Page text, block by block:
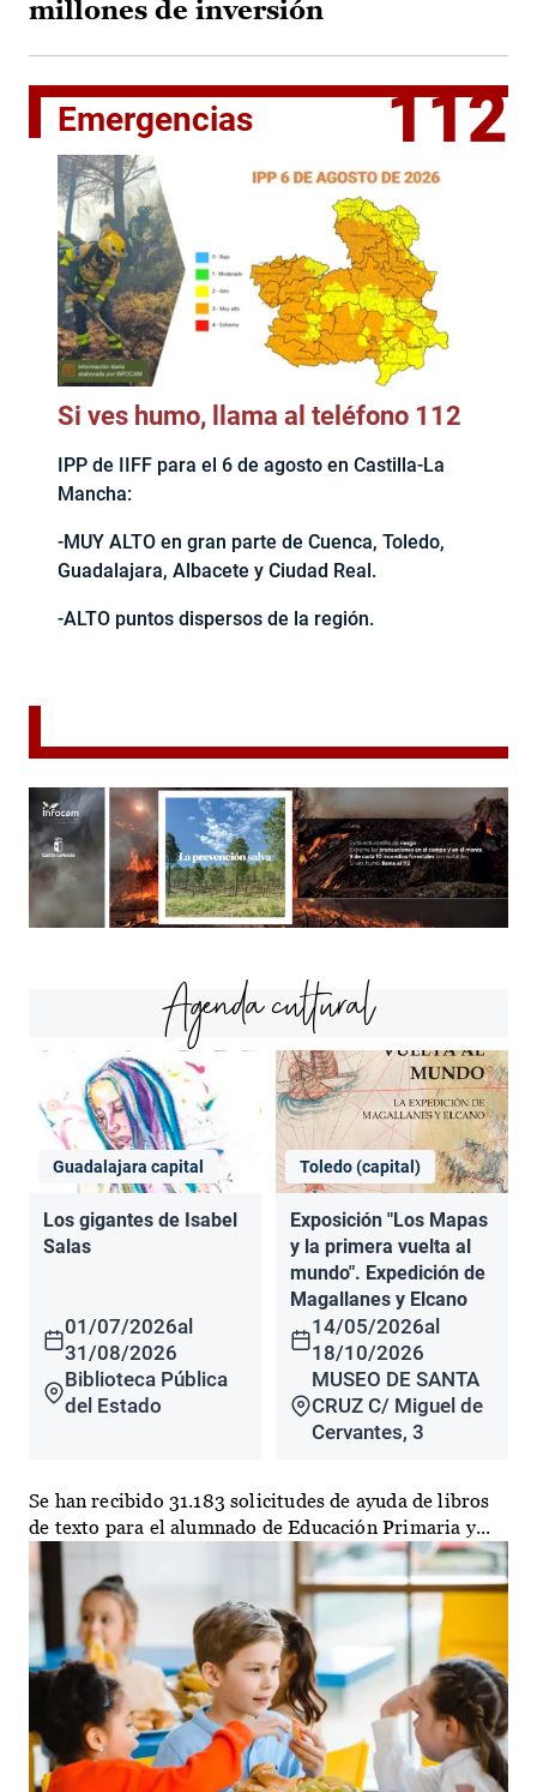
millones de inversión
Emergencias 112
Si ves humo, llama al teléfono 112
IPP de IIFF para el 6 de agosto en Castilla-La
Mancha:
-MUY ALTO en gran parte de Cuenca, Toledo,
Guadalajara, Albacete y Ciudad Real.
-ALTO puntos dispersos de la región.
Agenda cultural
Guadalajara capital
Los gigantes de Isabel
Salas
01/07/2026al
31/08/2026
Biblioteca Pública
del Estado
Toledo (capital)
Exposición "Los Mapas
y la primera vuelta al
mundo". Expedición de
Magallanes y Elcano
14/05/2026al
18/10/2026
MUSEO DE SANTA
CRUZ C/ Miguel de
Cervantes, 3
Se han recibido 31.183 solicitudes de ayuda de libros
de texto para el alumnado de Educación Primaria y...